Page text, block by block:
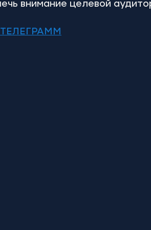
внимание целевой